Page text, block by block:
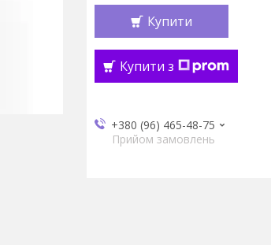
Купити
Купити з
+380 (96) 465-48-75
Прийом замовлень